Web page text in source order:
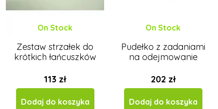
On Stock
Zestaw strzałek do
krótkich łańcuszków
113 zł
Dodaj do koszyka
On Stock
Pudełko z zadaniami
na odejmowanie
202 zł
Dodaj do koszyka